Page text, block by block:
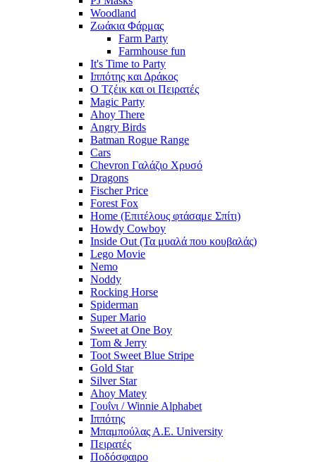
Woodland
Ζωάκια Φάρμας
Farm Party
Farmhouse fun
It's Time to Party
Ιππότης και Δράκος
Ο Τζέικ και οι Πειρατές
Magic Party
Ahoy There
Angry Birds
Batman Rogue Range
Cars
Chevron Γαλάζιο Χρυσό
Dragons
Fischer Price
Forest Fox
Home (Επιτέλους φτάσαμε Σπίτι)
Howdy Cowboy
Inside Out (Τα μυαλά που κουβαλάς)
Lego Movie
Nemo
Noddy
Rocking Horse
Spiderman
Super Mario
Sweet at One Boy
Tom & Jerry
Toot Sweet Blue Stripe
Gold Star
Silver Star
Ahoy Matey
Γουΐνι / Winnie Alphabet
Ιππότης
Μπαμπούλας Α.Ε. University
Πειρατές
Ποδόσφαιρο